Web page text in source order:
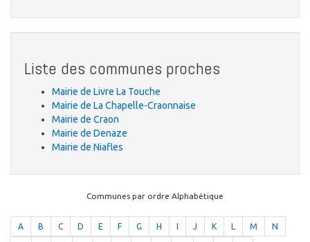
Liste des communes proches
Mairie de Livre La Touche
Mairie de La Chapelle-Craonnaise
Mairie de Craon
Mairie de Denaze
Mairie de Niafles
Communes par ordre Alphabétique
A B C D E F G H J K L M N